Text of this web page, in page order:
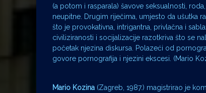
(a potom i rasparala) šavove seksualnosti,
neupitne. Drugim riječima, umjesto da ušutka
što je provokativna, intrigantna, privlačna i
civiliziranosti i socijalizacije razotkriva što se
početak njezina diskursa. Polazeći od
govore pornografija i njezini ekscesi. (Mario
Mario Kozina (Zagreb, 1987.) magistrirao je